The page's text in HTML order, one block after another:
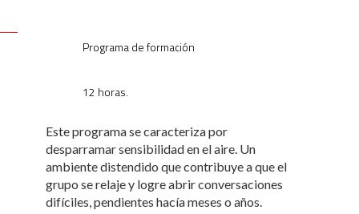
Programa de formación
12 horas.
Este programa se caracteriza por
desparramar sensibilidad en el aire. Un
ambiente distendido que contribuye a que el
grupo se relaje y logre abrir conversaciones
difíciles, pendientes hacía meses o años.